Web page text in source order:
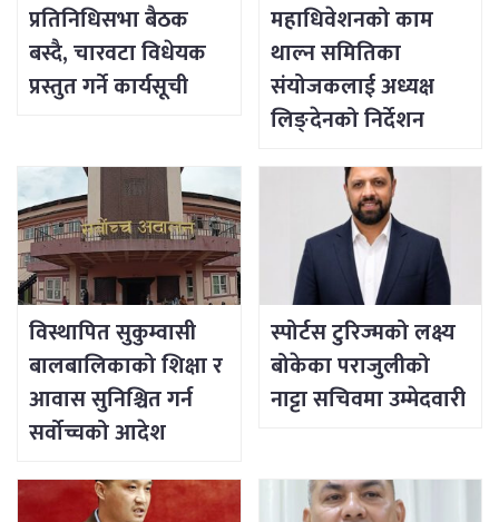
प्रतिनिधिसभा बैठक
बस्दै, चारवटा विधेयक
प्रस्तुत गर्ने कार्यसूची
महाधिवेशनको काम
थाल्न समितिका
संयोजकलाई अध्यक्ष
लिङ्देनको निर्देशन
विस्थापित सुकुम्वासी
बालबालिकाको शिक्षा र
आवास सुनिश्चित गर्न
सर्वोच्चको आदेश
स्पोर्टस टुरिज्मको लक्ष्य
बोकेका पराजुलीको
नाट्टा सचिवमा उम्मेदवारी